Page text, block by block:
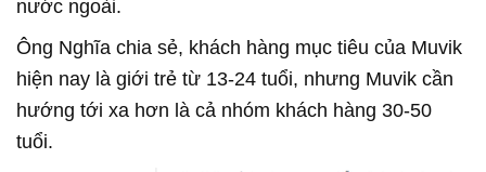
nước ngoài.
Ông Nghĩa chia sẻ, khách hàng mục tiêu của Muvik
hiện nay là giới trẻ từ 13-24 tuổi, nhưng Muvik cần
hướng tới xa hơn là cả nhóm khách hàng 30-50
tuổi.